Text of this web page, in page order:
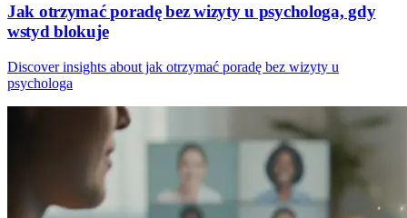
Jak otrzymać poradę bez wizyty u psychologa, gdy
wstyd blokuje
Discover insights about jak otrzymać poradę bez wizyty u
psychologa